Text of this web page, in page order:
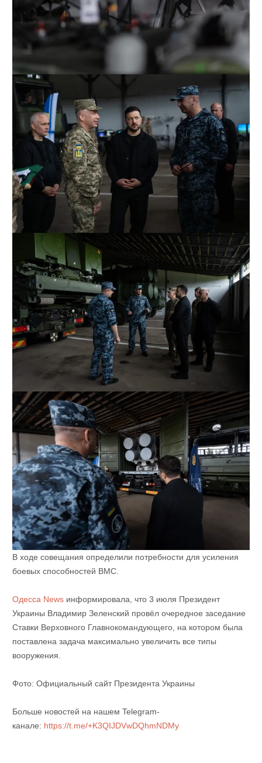
В ходе совещания определили потребности для усиления
боевых способностей ВМС.
Одесса Newsинформировала, что 3 июля Президент
Украины Владимир Зеленский провёл очередное заседание
Ставки Верховного Главнокомандующего, на котором была
поставлена задача максимально увеличить все типы
вооружения.
Фото: Официальный сайт Президента Украины
Больше новостей на нашем Telegram-
канале: https://t.me/+K3QIJDVwDQhmNDMy